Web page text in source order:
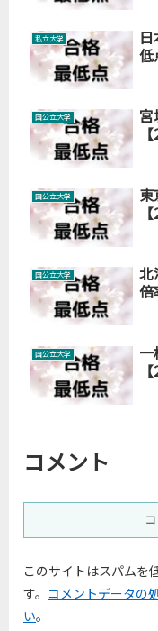
私立大学
低
国公立大学
国公立大学
国公立大学
北
倍
国公立大学
コメント
このサイトはスパムを
す。 コメントデータの
い。